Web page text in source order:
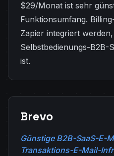
$29/Monat ist sehr
Funktionsumfang.
Zapier integriert
Selbstbedienungs-B2B-
ist.
Brevo
Günstige B2B-SaaS-E-
Transaktions-E-Mail-